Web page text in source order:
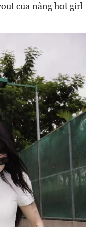
của nàng hot girl